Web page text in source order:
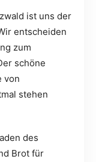
ist uns der
entscheiden
zum
schöne
von
stehen
des
Brot für